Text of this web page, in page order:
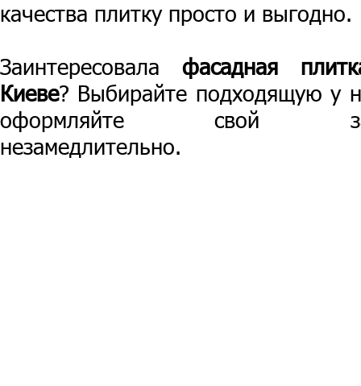
качества плитку просто и выгодно.
Заинтересовала фасадная
Киеве? Выбирайте подходящую у
оформляйте свой
незамедлительно.